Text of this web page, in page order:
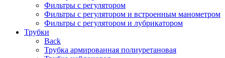
Фильтры с регулятором
Фильтры с регулятором и встроенным манометром
Фильтры с регулятором и лубрикатором
Трубки
Back
Трубка армированная полиуретановая